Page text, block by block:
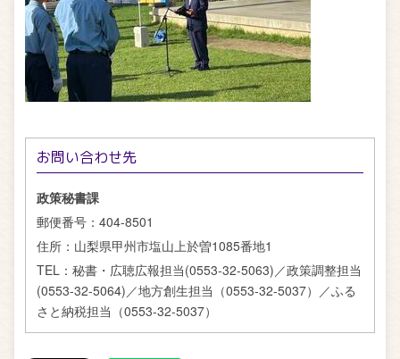
お問い合わせ先
政策秘書課
郵便番号： 404-8501
住所： 山梨県甲州市塩山上於曽1085番地1
TEL： 秘書・広聴広報担当(0553-32-5063)／政策調整担当
(0553-32-5064)／地方創生担当（0553-32-5037）／ふる
さと納税担当（0553-32-5037）